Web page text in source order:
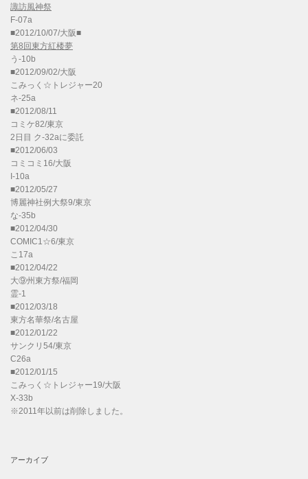
諏訪風神祭
F-07a
■2012/10/07/大阪■
第8回東方紅楼夢
う-10b
■2012/09/02/大阪
こみっく☆トレジャー20
ネ-25a
■2012/08/11
コミケ82/東京
2日目 ク-32aに委託
■2012/06/03
コミコミ16/大阪
I-10a
■2012/05/27
博麗神社例大祭9/東京
な-35b
■2012/04/30
COMIC1☆6/東京
こ17a
■2012/04/22
大⑨州東方祭/福岡
霊-1
■2012/03/18
東方名華祭/名古屋
■2012/01/22
サンクリ54/東京
C26a
■2012/01/15
こみっく☆トレジャー19/大阪
X-33b
※2011年以前は削除しました。
アーカイブ